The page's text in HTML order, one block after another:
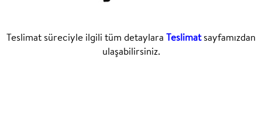
Teslimat süreciyle ilgili tüm detaylara Teslimatsayfamızdan
ulaşabilirsiniz.